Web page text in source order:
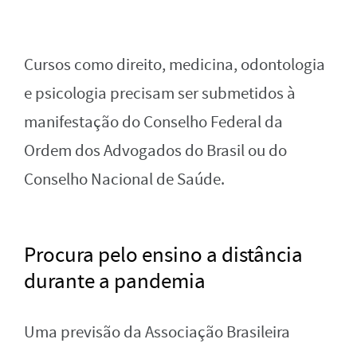
Cursos como direito, medicina, odontologia
e psicologia precisam ser submetidos à
manifestação do Conselho Federal da
Ordem dos Advogados do Brasil ou do
Conselho Nacional de Saúde.
Procura pelo ensino a distância
durante a pandemia
Uma previsão da Associação Brasileira